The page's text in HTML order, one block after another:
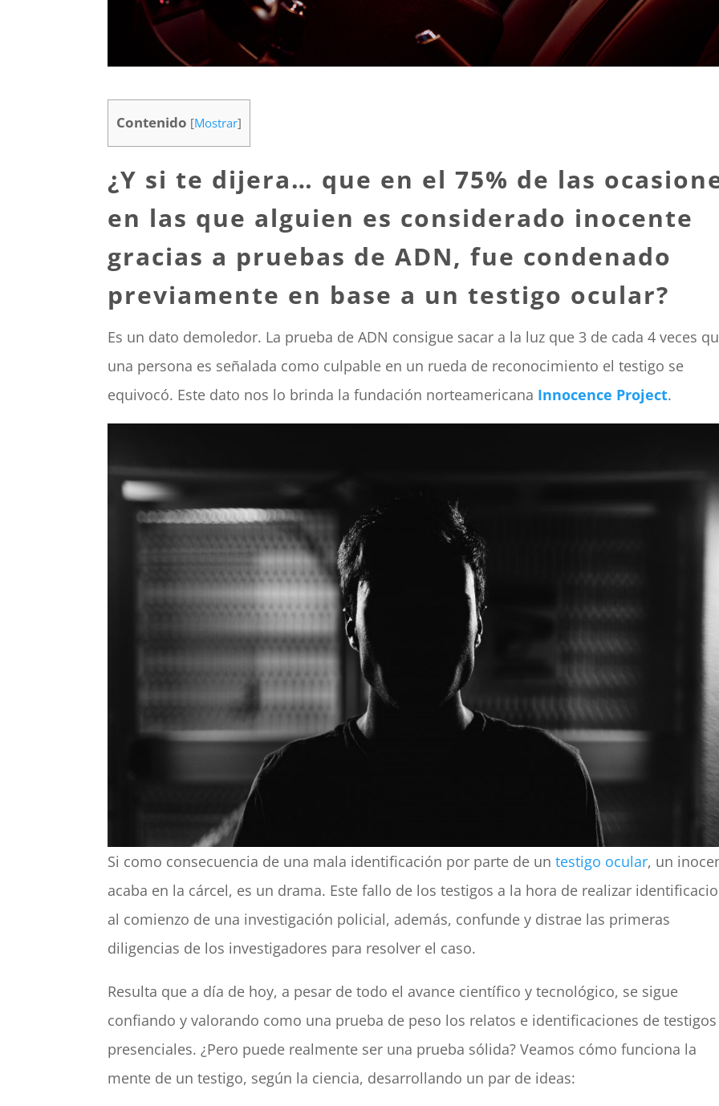
Contenido [Mostrar]
¿Y si te dijera… que en el 75% de las
en las que alguien es considerado inocente
gracias a pruebas de ADN, fue condenado
previamente en base a un testigo ocular?
Es un dato demoledor. La prueba de ADN consigue sacar a la luz que 3 de cada 4 veces
una persona es señalada como culpable en un rueda de reconocimiento el testigo se
equivocó. Este dato nos lo brinda la fundación norteamericana Innocence Project.
Si como consecuencia de una mala identificación por parte de untestigo ocular, un
acaba en la cárcel, es un drama. Este fallo de los testigos a la hora de realizar
al comienzo de una investigación policial, además, confunde y distrae las primeras
diligencias de los investigadores para resolver el caso.
Resulta que a día de hoy, a pesar de todo el avance científico y tecnológico, se sigue
confiando y valorando como una prueba de peso los relatos e identificaciones de testigos
presenciales. ¿Pero puede realmente ser una prueba sólida? Veamos cómo funciona la
mente de un testigo, según la ciencia, desarrollando un par de ideas: